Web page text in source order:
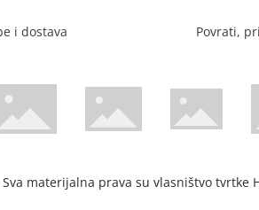
i dostava Povrati,
Diners web stranicaTrustwave certificirano
Mastercard
materijalna prava su vlasništvo tvrtke